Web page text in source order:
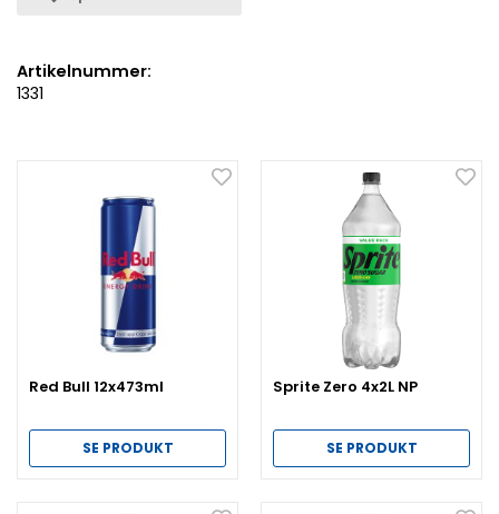
Artikelnummer:
1331
Red Bull 12x473ml
SE PRODUKT
Sprite Zero 4x2L NP
SE PRODUKT